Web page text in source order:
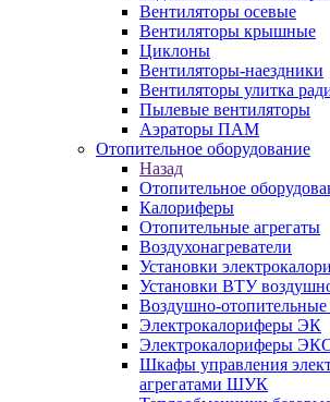
Вентиляторы осевые
Вентиляторы крышные
Циклоны
Вентиляторы-наездники
Вентиляторы улитка
Пылевые вентиляторы
Аэраторы ПАМ
Отопительное оборудование
Назад
Отопительное
Калориферы
Отопительные агрегаты
Воздухонагреватели
Установки
Установки ВТУ
Воздушно-
Электрокалориферы ЭК
Электрокалориферы
Шкафы управления
агрегатами ШУК